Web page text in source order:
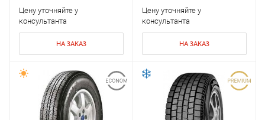
Цену уточняйте у
консультанта
НА ЗАКАЗ
Цену уточняйте у
консультанта
НА ЗАКАЗ